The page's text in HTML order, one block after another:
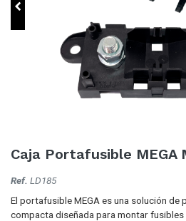
Caja Portafusible MEGA
Ref. LD185
El portafusible MEGA es una solución
compacta diseñada para montar fusibles